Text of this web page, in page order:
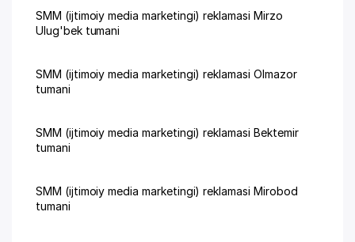
SMM (ijtimoiy media marketingi) reklamasi Mirzo
Ulug'bek tumani
SMM (ijtimoiy media marketingi) reklamasi Olmazor
tumani
SMM (ijtimoiy media marketingi) reklamasi Bektemir
tumani
SMM (ijtimoiy media marketingi) reklamasi Mirobod
tumani